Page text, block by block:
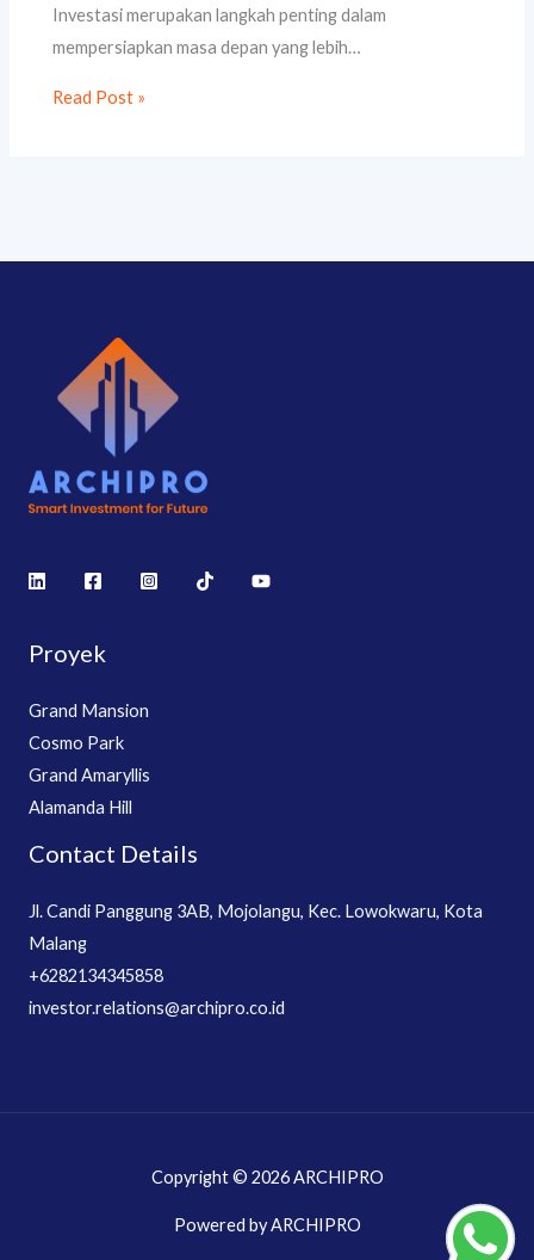
Investasi merupakan langkah penting dalam
mempersiapkan masa depan yang lebih…
Read Post »
Proyek
Grand Mansion
Cosmo Park
Grand Amaryllis
Alamanda Hill
Contact Details
Jl. Candi Panggung 3AB, Mojolangu, Kec. Lowokwaru, Kota
Malang
+6282134345858
investor.relations@archipro.co.id
Copyright © 2026 ARCHIPRO
Powered by ARCHIPRO